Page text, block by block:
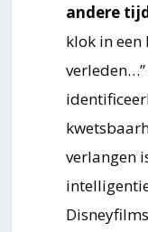
andere
klok in een
verlangen